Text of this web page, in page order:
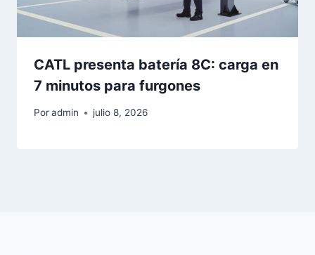
CATL presenta batería 8C: carga en
7 minutos para furgones
Poradmin julio 8, 2026